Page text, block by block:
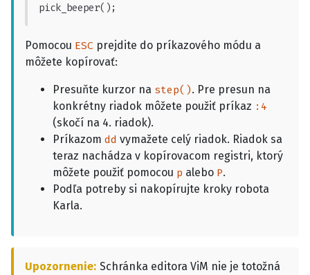
pick_beeper();
Pomocou ESC prejdite do príkazového módu a
môžete kopírovať:
Presuňte kurzor na step(). Pre presun na
konkrétny riadok môžete použiť príkaz :4
(skočí na 4. riadok).
Príkazom dd vymažete celý riadok. Riadok sa
teraz nachádza v kopírovacom registri, ktorý
môžete použiť pomocou p alebo P.
Podľa potreby si nakopírujte kroky robota
Karla.
Upozornenie Schránka editora ViM nie je totožná